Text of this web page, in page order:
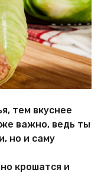
тем вкуснее
важно, ведь ты
но и саму
крошатся и